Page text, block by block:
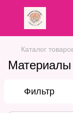
Каталог
Материалы
Фильтр